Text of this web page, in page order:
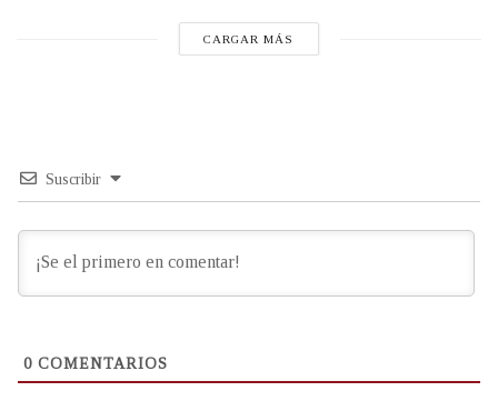
CARGAR MÁS
Suscribir
0 COMENTARIOS